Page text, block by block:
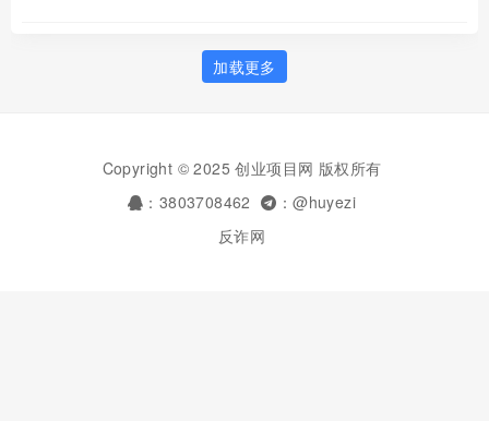
加载更多
Copyright © 2025 创业项目网 版权所有
：3803708462
：@huyezi
反诈网